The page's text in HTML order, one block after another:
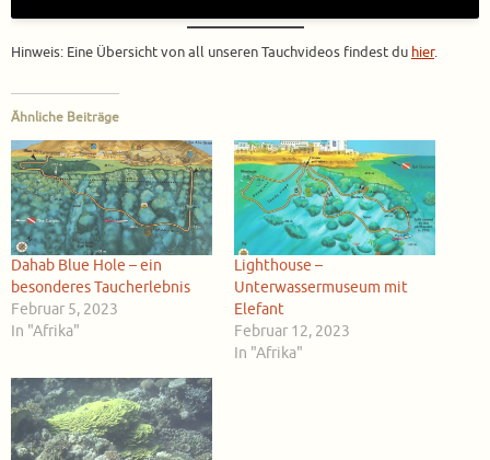
Hinweis: Eine Übersicht von all unseren Tauchvideos findest du hier.
Ähnliche Beiträge
Dahab Blue Hole – ein
besonderes Taucherlebnis
Februar 5, 2023
In "Afrika"
Lighthouse –
Unterwassermuseum mit
Elefant
Februar 12, 2023
In "Afrika"